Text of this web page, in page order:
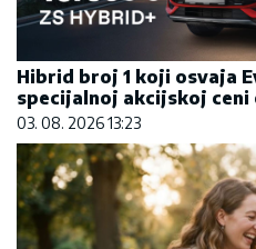
Hibrid broj 1 koji osvaja
specijalnoj akcijskoj ceni
03. 08. 2026 13:23